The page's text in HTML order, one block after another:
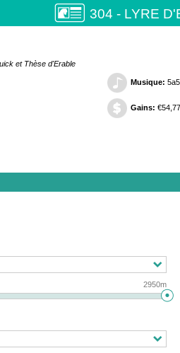
304 - LYRE
et Thèse d'Erable
Musique:
Gains:
2950m